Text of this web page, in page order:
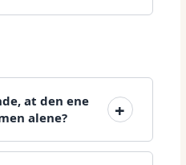
at den ene
alene?